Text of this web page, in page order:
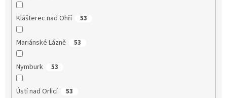
Klášterec nad Ohří 53
Mariánské Lázně 53
Nymburk 53
Ústí nad Orlicí 53